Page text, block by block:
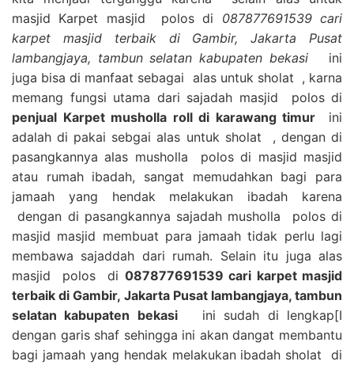
masjid Karpet masjid polos di 087877691539 cari
karpet masjid terbaik di Gambir, Jakarta Pusat
lambangjaya, tambun selatan kabupaten bekasi ini
juga bisa di manfaat sebagai alas untuk sholat , karna
memang fungsi utama dari sajadah masjid polos di
penjual Karpet musholla roll di karawang timur ini
adalah di pakai sebgai alas untuk sholat , dengan di
pasangkannya alas musholla polos di masjid masjid
atau rumah ibadah, sangat memudahkan bagi para
jamaah yang hendak melakukan ibadah karena
dengan di pasangkannya sajadah musholla polos di
masjid masjid membuat para jamaah tidak perlu lagi
membawa sajaddah dari rumah. Selain itu juga alas
masjid polos di 087877691539 cari karpet masjid
terbaik di Gambir, Jakarta Pusat lambangjaya, tambun
selatan kabupaten bekasiini sudah di lengkap[I
dengan garis shaf sehingga ini akan dangat membantu
bagi jamaah yang hendak melakukan ibadah sholat di